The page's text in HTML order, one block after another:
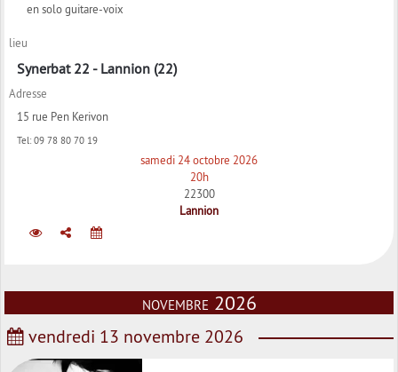
en solo guitare-voix
lieu
Synerbat 22 - Lannion (22)
Adresse
15 rue Pen Kerivon
Tel: 09 78 80 70 19
samedi 24 octobre 2026
20h
22300
Lannion
novembre 2026
vendredi 13 novembre 2026